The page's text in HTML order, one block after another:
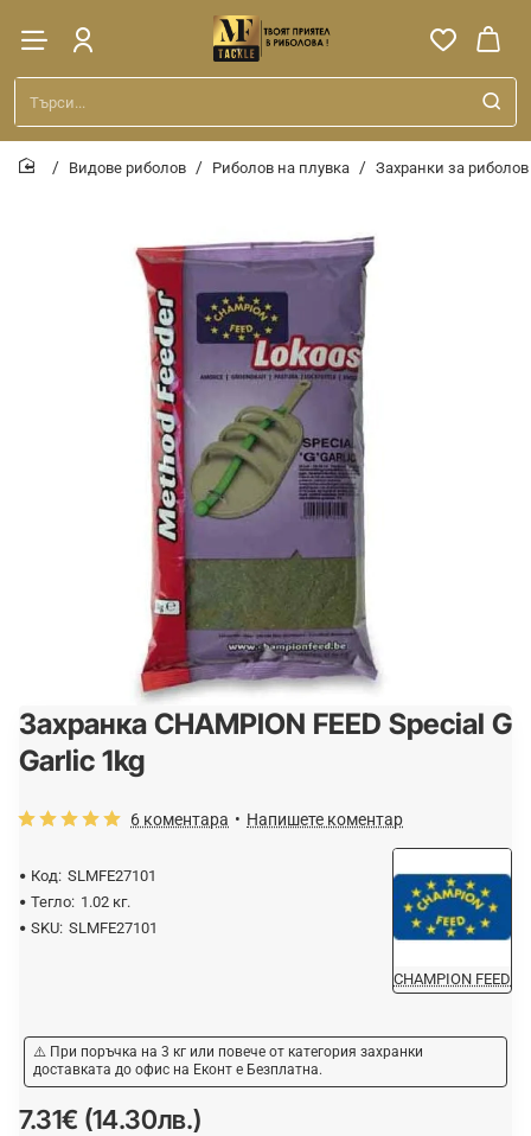
Търси...
Видове риболов Риболов на плувка Захранки за
Захранка CHAMPION FEED Special G
Garlic 1kg
Код: SLMFE27101
Тегло: 1.02 кг.
SKU: SLMFE27101
CHAMPION FEED
6 коментара • Напишете коментар
⚠️ При поръчка на 3 кг или повече от категория захранки
доставката до офис на Еконт е Безплатна.
7.31€ (14.30лв.)